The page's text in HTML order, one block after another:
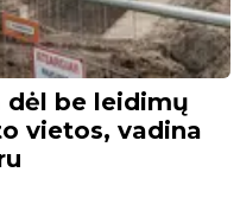
be leidimų
vietos, vadina